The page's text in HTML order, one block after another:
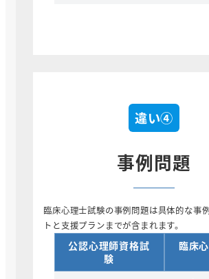
違い④
事例問題
臨床心理士試験の事例問題は具体的な事
トと支援プランまでが含まれます。
公認心理師資格試
験
臨床